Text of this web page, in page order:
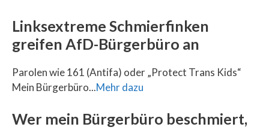
Linksextreme Schmierfinken
greifen AfD-Bürgerbüro an
Parolen wie 161 (Antifa) oder „Protect Trans Kids“
Mein Bürgerbüro...Mehr dazu
Wer mein Bürgerbüro beschmiert,